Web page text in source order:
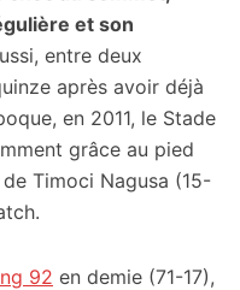
et son
entre deux
après avoir déjà
en 2011, le Stade
grâce au pied
Timoci Nagusa (15-
92 en demie (71-17),